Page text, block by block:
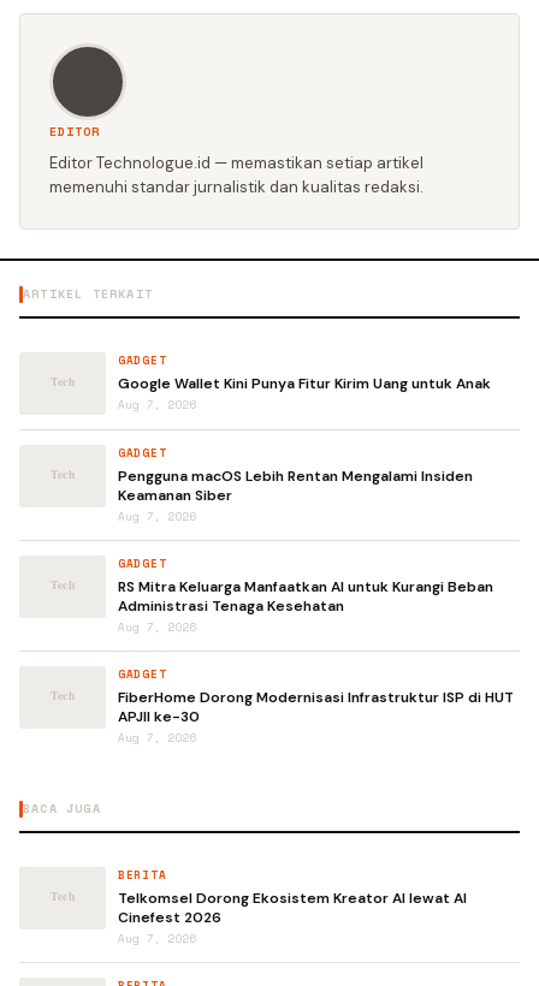
EDITOR
Editor Technologue.id — memastikan setiap artikel
memenuhi standar jurnalistik dan kualitas redaksi.
ARTIKEL TERKAIT
GADGET
Google Wallet Kini Punya Fitur Kirim Uang untuk Anak
Aug 7, 2026
GADGET
Pengguna macOS Lebih Rentan Mengalami Insiden
Keamanan Siber
Aug 7, 2026
GADGET
RS Mitra Keluarga Manfaatkan AI untuk Kurangi Beban
Administrasi Tenaga Kesehatan
Aug 7, 2026
GADGET
FiberHome Dorong Modernisasi Infrastruktur ISP di HUT
APJII ke-30
Aug 7, 2026
BACA JUGA
BERITA
Telkomsel Dorong Ekosistem Kreator AI lewat AI
Cinefest 2026
Aug 7, 2026